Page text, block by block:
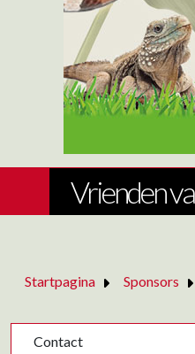
Vrienden
Startpagina Sponsors
Contact